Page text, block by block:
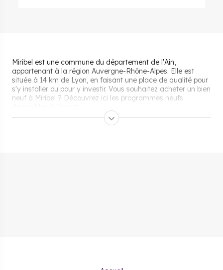
Miribel est une commune du département de l'Ain,
appartenant à la région Auvergne-Rhône-Alpes. Elle est
située à 14 km de Lyon, en faisant une place de qualité pour
s'y installer ou pour y investir. Vous souhaitez acheter un bien
neuf à Miribel ? Découvrez ici les programmes neufs